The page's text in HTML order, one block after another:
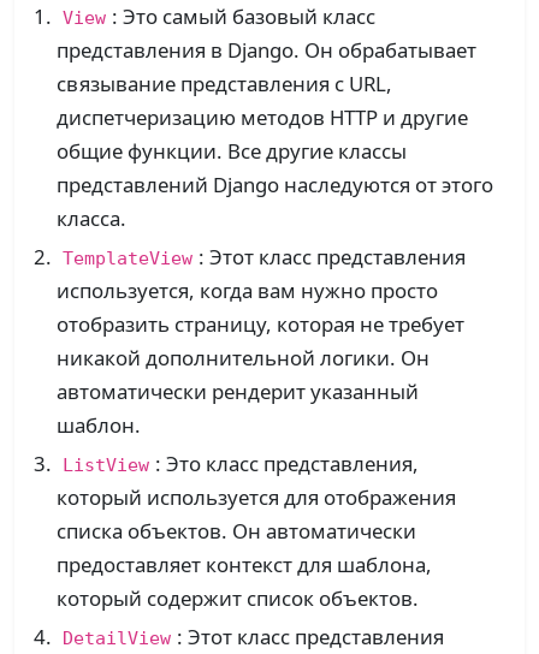
View : Это самый базовый класс
представления в Django. Он обрабатывает
связывание представления с URL,
диспетчеризацию методов HTTP и другие
общие функции. Все другие классы
представлений Django наследуются от этого
класса.
TemplateView : Этот класс представления
используется, когда вам нужно просто
отобразить страницу, которая не требует
никакой дополнительной логики. Он
автоматически рендерит указанный
шаблон.
ListView : Это класс представления,
который используется для отображения
списка объектов. Он автоматически
предоставляет контекст для шаблона,
который содержит список объектов.
DetailView : Этот класс представления